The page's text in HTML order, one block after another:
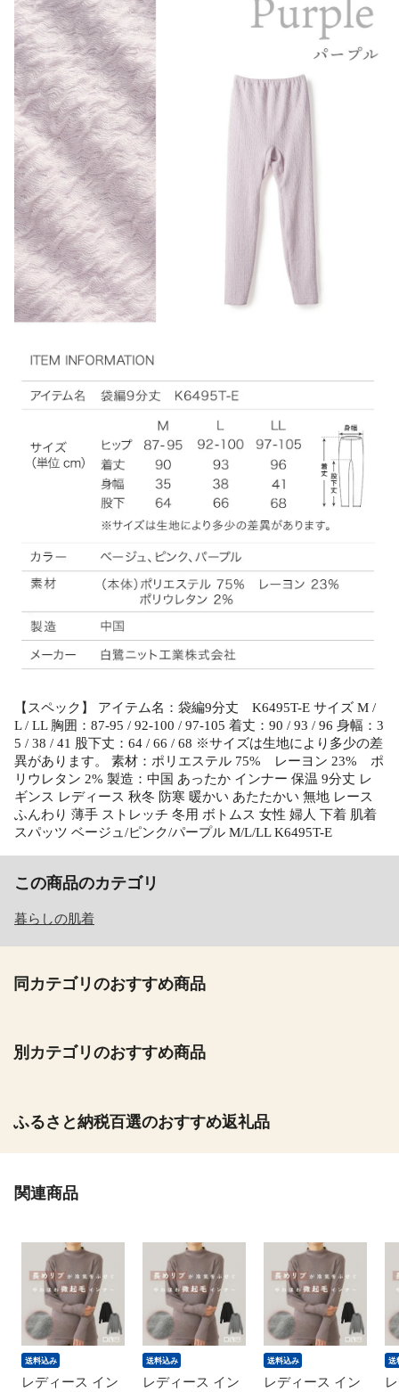
【スペック】 アイテム名：袋編9分丈 K6495T-E サイズ M /
L / LL 胸囲：87-95 / 92-100 / 97-105 着丈：90 / 93 / 96 身幅：3
5 / 38 / 41 股下丈：64 / 66 / 68 ※サイズは生地により多少の差
異があります。 素材：ポリエステル 75% レーヨン 23% ポ
リウレタン 2% 製造：中国 あったか インナー 保温 9分丈 レ
ギンス レディース 秋冬 防寒 暖かい あたたかい 無地 レース
ふんわり 薄手 ストレッチ 冬用 ボトムス 女性 婦人 下着 肌着
スパッツ ベージュ/ピンク/パープル M/L/LL K6495T-E
この商品のカテゴリ
暮らしの肌着
同カテゴリのおすすめ商品
別カテゴリのおすすめ商品
ふるさと納税百選のおすすめ返礼品
関連商品
送料込み
レディース イン
送料込み
レディース イン
送料込み
レディース イン
送